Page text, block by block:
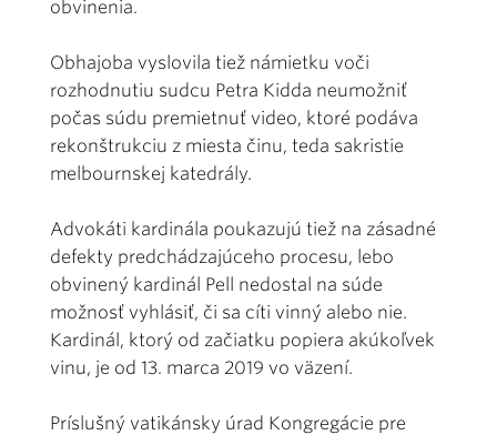
obvinenia.
Obhajoba vyslovila tiež námietku voči
rozhodnutiu sudcu Petra Kidda neumožniť
počas súdu premietnuť video, ktoré podáva
rekonštrukciu z miesta činu, teda sakristie
melbournskej katedrály.
Advokáti kardinála poukazujú tiež na zásadné
defekty predchádzajúceho procesu, lebo
obvinený kardinál Pell nedostal na súde
možnosť vyhlásiť, či sa cíti vinný alebo nie.
Kardinál, ktorý od začiatku popiera akúkoľvek
vinu, je od 13. marca 2019 vo väzení.
Príslušný vatikánsky úrad Kongregácie pre